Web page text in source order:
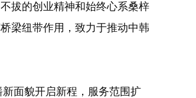
拔的创业精神和始终心系桑梓
梁纽带作用，致力于推动中韩
面貌开启新程，服务范围扩